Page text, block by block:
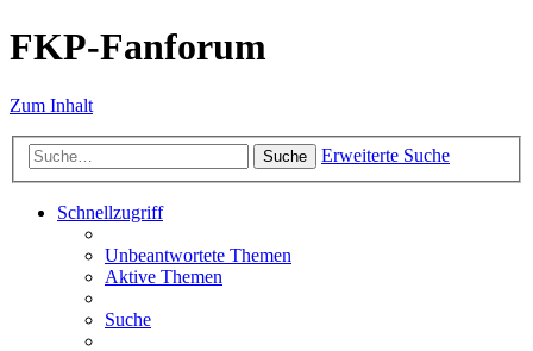
FKP-Fanforum
Zum Inhalt
Suche Erweiterte Suche
Schnellzugriff
Unbeantwortete Themen
Aktive Themen
Suche